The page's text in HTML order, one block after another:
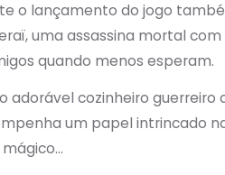
o lançamento do jogo
uma assassina mortal
quando menos esperam.
adorável cozinheiro
um papel intrincado